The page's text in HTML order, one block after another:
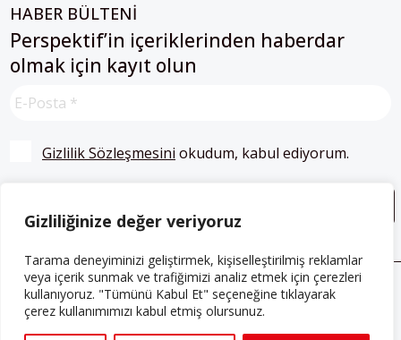
Gizliliğinize değer veriyoruz
Tarama deneyiminizi geliştirmek, kişiselleştirilmiş reklamlar
veya içerik sunmak ve trafiğimizi analiz etmek için çerezleri
kullanıyoruz. "Tümünü Kabul Et" seçeneğine tıklayarak
çerez kullanımımızı kabul etmiş olursunuz.
HABER BÜLTENİ
Perspektif’in içeriklerinden haberdar
olmak için kayıt olun
Gizlilik Sözleşmesini okudum, kabul ediyorum.
ABONE OLUN